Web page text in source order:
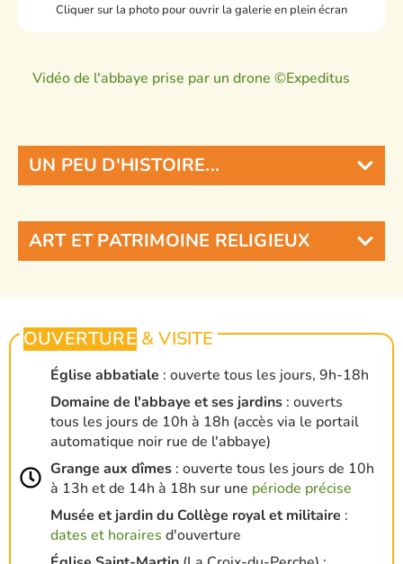
Cliquer sur la photo pour ouvrir la galerie en plein écran
Vidéo de l'abbaye prise par un drone ©Expeditus
UN PEU D'HISTOIRE...
ART ET PATRIMOINE RELIGIEUX
OUVERTURE & VISITE
Église abbatiale : ouverte tous les jours, 9h-18h
Domaine de l'abbaye et ses jardins : ouverts
tous les jours de 10h à 18h (accès via le portail
automatique noir rue de l'abbaye)
Grange aux dîmes : ouverte tous les jours de 10h
à 13h et de 14h à 18h sur une période précise
Musée et jardin du Collège royal et militaire :
dates et horaires d'ouverture